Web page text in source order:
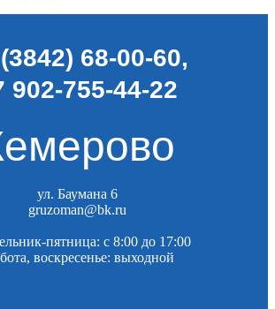
68-00-60,
902-755-44-22
ул. Баумана 6
gruzoman@bk.ru
пятница: c 8:00 до 17:00
воскресенье: выходной